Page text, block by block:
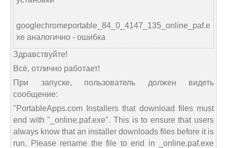
googlechromeportable_84_0_4147_135_online_paf.e
xe аналогично - ошибка
Здравствуйте!
Всё, отлично работает!
При запуске, пользователь должен видеть
сообщение:
"PortableApps.com Installers that download files must
end with "_online.paf.exe". This is to ensure that users
always know that an installer downloads files before it is
run. Please rename the file to end in _online.paf.exe